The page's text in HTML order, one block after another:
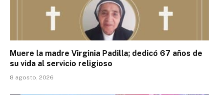
Muere la madre Virginia Padilla; dedicó 67 años de
su vida al servicio religioso
8 agosto, 2026